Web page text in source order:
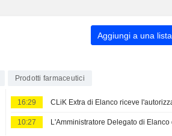
Aggiungi a una lista
Prodotti farmaceutici
16:29
10:27